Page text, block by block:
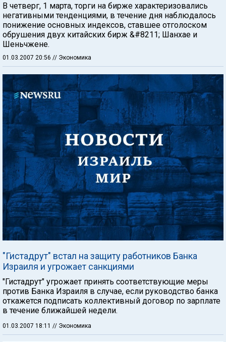
В четверг, 1 марта, торги на бирже характеризовались
негативными тенденциями, в течение дня наблюдалось
понижение основных индексов, ставшее отголоском
обрушения двух китайских бирж &#8211; Шанхае и
Шеньчжене.
01.03.2007 20:56 // Экономика
"Гистадрут" встал на защиту работников Банка
Израиля и угрожает санкциями
"Гистадрут" угрожает принять соответствующие меры
против Банка Израиля в случае, если руководство банка
откажется подписать коллективный договор по зарплате
в течение ближайшей недели.
01.03.2007 18:11 // Экономика